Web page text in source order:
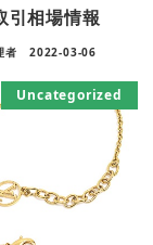
引相場情報
者 2022-03-06
Uncategorized